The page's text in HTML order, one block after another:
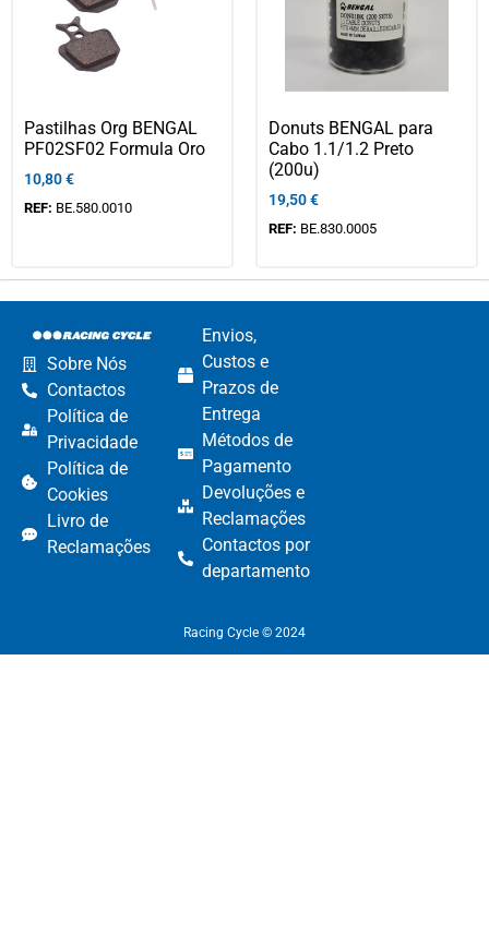
Pastilhas Org BENGAL
PF02SF02 Formula Oro
10,80€
REF: BE.580.0010
Donuts BENGAL para
Cabo 1.1/1.2 Preto
(200u)
19,50€
REF: BE.830.0005
Sobre Nós
Contactos
Política de
Privacidade
Política de
Cookies
Livro de
Reclamações
Envios,
Custos e
Prazos de
Entrega
Métodos de
Pagamento​
Devoluções e
Reclamações​
Contactos por
departamento​
Racing Cycle © 2024